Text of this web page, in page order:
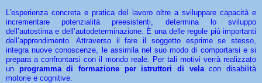
L’esperienza concreta e pratica del lavoro oltre a sviluppare capacità e
incrementare potenzialità preesistenti, determina lo sviluppo
dell’autostima e dell’autodeterminazione. È una delle regole più importanti
dell’apprendimento. Attraverso il fare il soggetto esprime se stesso,
integra nuove conoscenze, le assimila nel suo modo di comportarsi e si
prepara a confrontarsi con il mondo reale. Per tali motivi verrà realizzato
un programma di formazione per istruttori di velacon disabilità
motorie e cognitive.